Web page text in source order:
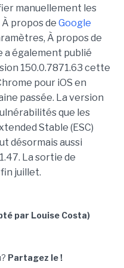
manuellement les
À propos de Google
À propos de
a également publié
150.0.7871.63 cette
pour iOS en
passée. La version
que les
Stable (ESC)
désormais aussi
La sortie de
juillet.
par Louise Costa)
Partagez le !